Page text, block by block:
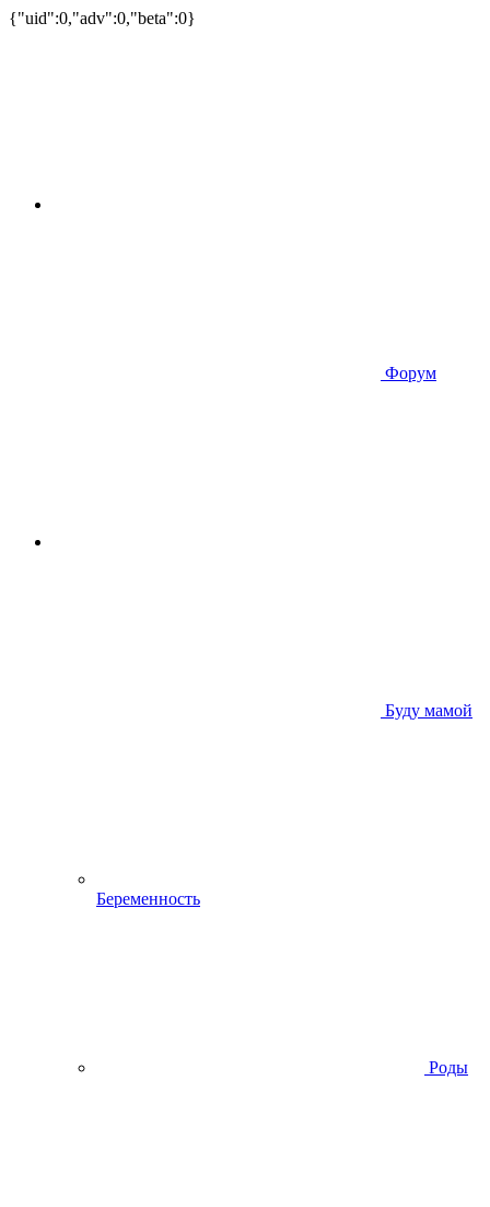
{"uid":0,"adv":0,"beta":0}
Форум
Буду мамой
Беременность
Роды